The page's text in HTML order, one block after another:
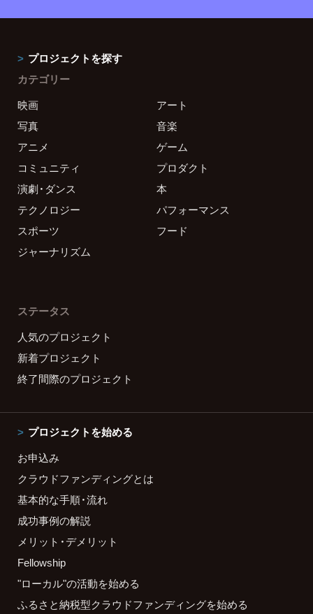
プロジェクトを探す
カテゴリー
映画
アート
写真
音楽
アニメ
ゲーム
コミュニティ
プロダクト
演劇・ダンス
本
テクノロジー
パフォーマンス
スポーツ
フード
ジャーナリズム
ステータス
人気のプロジェクト
新着プロジェクト
終了間際のプロジェクト
プロジェクトを始める
お申込み
クラウドファンディングとは
基本的な手順・流れ
成功事例の解説
メリット・デメリット
Fellowship
"ローカル"の活動を始める
ふるさと納税型クラウドファンディングを始める